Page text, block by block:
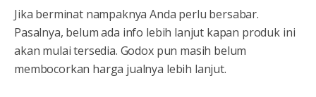
Jika berminat nampaknya Anda perlu bersabar.
Pasalnya, belum ada info lebih lanjut kapan produk ini
akan mulai tersedia. Godox pun masih belum
membocorkan harga jualnya lebih lanjut.